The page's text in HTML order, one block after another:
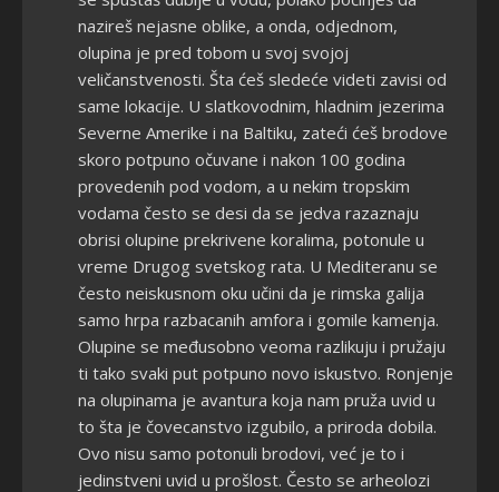
nazireš nejasne oblike, a onda, odjednom,
olupina je pred tobom u svoj svojoj
veličanstvenosti. Šta ćeš sledeće videti zavisi od
same lokacije. U slatkovodnim, hladnim jezerima
Severne Amerike i na Baltiku, zateći ćeš brodove
skoro potpuno očuvane i nakon 100 godina
provedenih pod vodom, a u nekim tropskim
vodama često se desi da se jedva razaznaju
obrisi olupine prekrivene koralima, potonule u
vreme Drugog svetskog rata. U Mediteranu se
često neiskusnom oku učini da je rimska galija
samo hrpa razbacanih amfora i gomile kamenja.
Olupine se međusobno veoma razlikuju i pružaju
ti tako svaki put potpuno novo iskustvo. Ronjenje
na olupinama je avantura koja nam pruža uvid u
to šta je čovecanstvo izgubilo, a priroda dobila.
Ovo nisu samo potonuli brodovi, već je to i
jedinstveni uvid u prošlost. Često se arheolozi